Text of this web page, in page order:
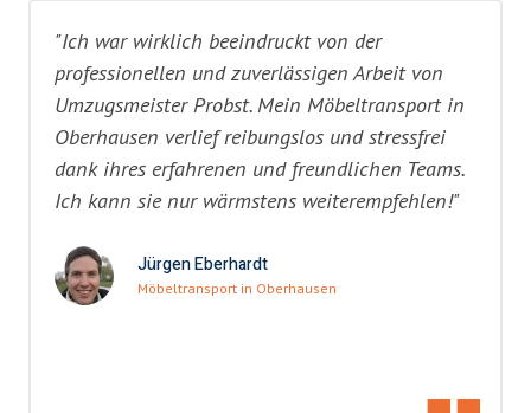
"Ich war wirklich beeindruckt von der
professionellen und zuverlässigen Arbeit von
Umzugsmeister Probst. Mein Möbeltransport in
Oberhausen verlief reibungslos und stressfrei
dank ihres erfahrenen und freundlichen Teams.
Ich kann sie nur wärmstens weiterempfehlen!"
Jürgen Eberhardt
Möbeltransport in Oberhausen